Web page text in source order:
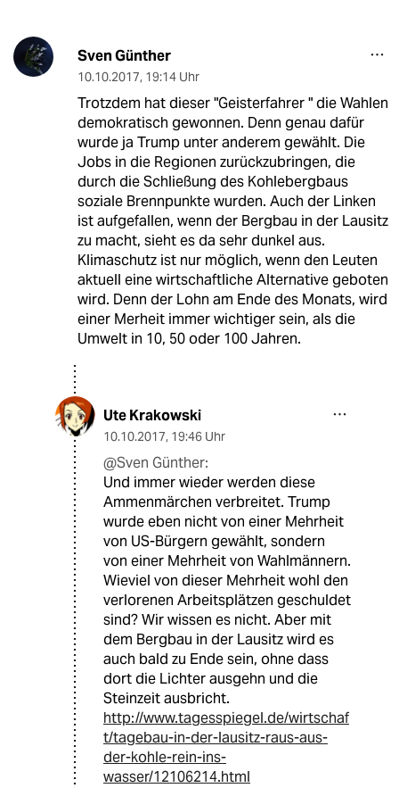
Sven Günther
10.10.2017, 19:14 Uhr
Trotzdem hat dieser "Geisterfahrer " die Wahlen
demokratisch gewonnen. Denn genau dafür
wurde ja Trump unter anderem gewählt. Die
Jobs in die Regionen zurückzubringen, die
durch die Schließung des Kohlebergbaus
soziale Brennpunkte wurden. Auch der Linken
ist aufgefallen, wenn der Bergbau in der Lausitz
zu macht, sieht es da sehr dunkel aus.
Klimaschutz ist nur möglich, wenn den Leuten
aktuell eine wirtschaftliche Alternative geboten
wird. Denn der Lohn am Ende des Monats, wird
einer Merheit immer wichtiger sein, als die
Umwelt in 10, 50 oder 100 Jahren.
Ute Krakowski
10.10.2017, 19:46 Uhr
@Sven Günther:
Und immer wieder werden diese
Ammenmärchen verbreitet. Trump
wurde eben nicht von einer Mehrheit
von US-Bürgern gewählt, sondern
von einer Mehrheit von Wahlmännern.
Wieviel von dieser Mehrheit wohl den
verlorenen Arbeitsplätzen geschuldet
sind? Wir wissen es nicht. Aber mit
dem Bergbau in der Lausitz wird es
auch bald zu Ende sein, ohne dass
dort die Lichter ausgehn und die
Steinzeit ausbricht.
http://www.tagesspiegel.de/wirtschaf
t/tagebau-in-der-lausitz-raus-aus-
der-kohle-rein-ins-
wasser/12106214.html